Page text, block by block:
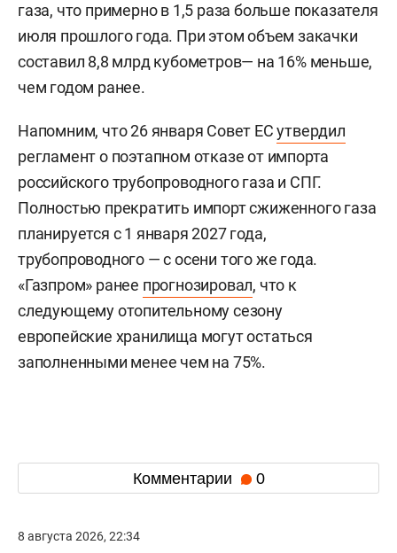
газа, что примерно в 1,5 раза больше показателя
июля прошлого года. При этом объем закачки
составил 8,8 млрд кубометров— на 16% меньше,
чем годом ранее.
Напомним, что 26 января Совет ЕСутвердил
регламент о поэтапном отказе от импорта
российского трубопроводного газа и СПГ.
Полностью прекратить импорт сжиженного газа
планируется с 1 января 2027 года,
трубопроводного — с осени того же года.
«Газпром» ранее прогнозировал, что к
следующему отопительному сезону
европейские хранилища могут остаться
заполненными менее чем на 75%.
Комментарии 0
8 августа 2026, 22:34